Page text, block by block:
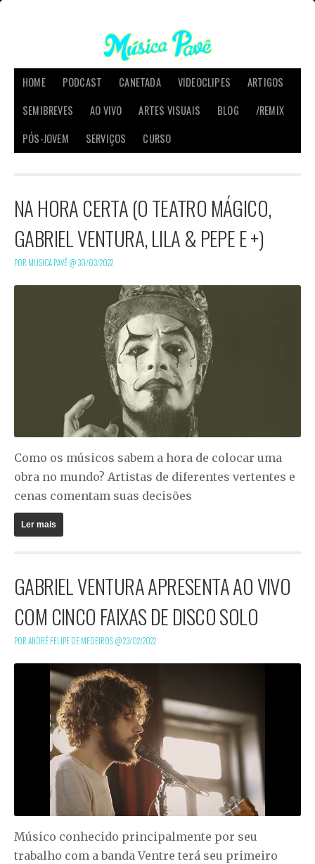
HOME PODCAST CANETADA VIDEOCLIPES
ARTIGOS
SEMIBREVES
AO VIVO ARTES VISUAIS BLOG
/REMIX
PÓS-JOVEM
SERVIÇOS CURSO
NA HORA CERTA (O TEATRO MÁGICO,
GABRIEL VENTURA, LILA & PEPE E +)
POR MÚSICA PAVÊ @30/03/2022
Como os músicos sabem a hora de colocar uma
obra no mundo? Artistas de diferentes vertentes e
cenas comentam suas decisões
Ler mais
GABRIEL VENTURA APRESENTA AO VIVO
COM CINCO FAIXAS DE DISCO SOLO
POR ANDRÉ FELIPE DE MEDEIROS @23/02/2022
Músico conhecido principalmente por seu
trabalho com a banda Ventre terá seu primeiro